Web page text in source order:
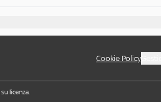
Cookie Policy
licenza.